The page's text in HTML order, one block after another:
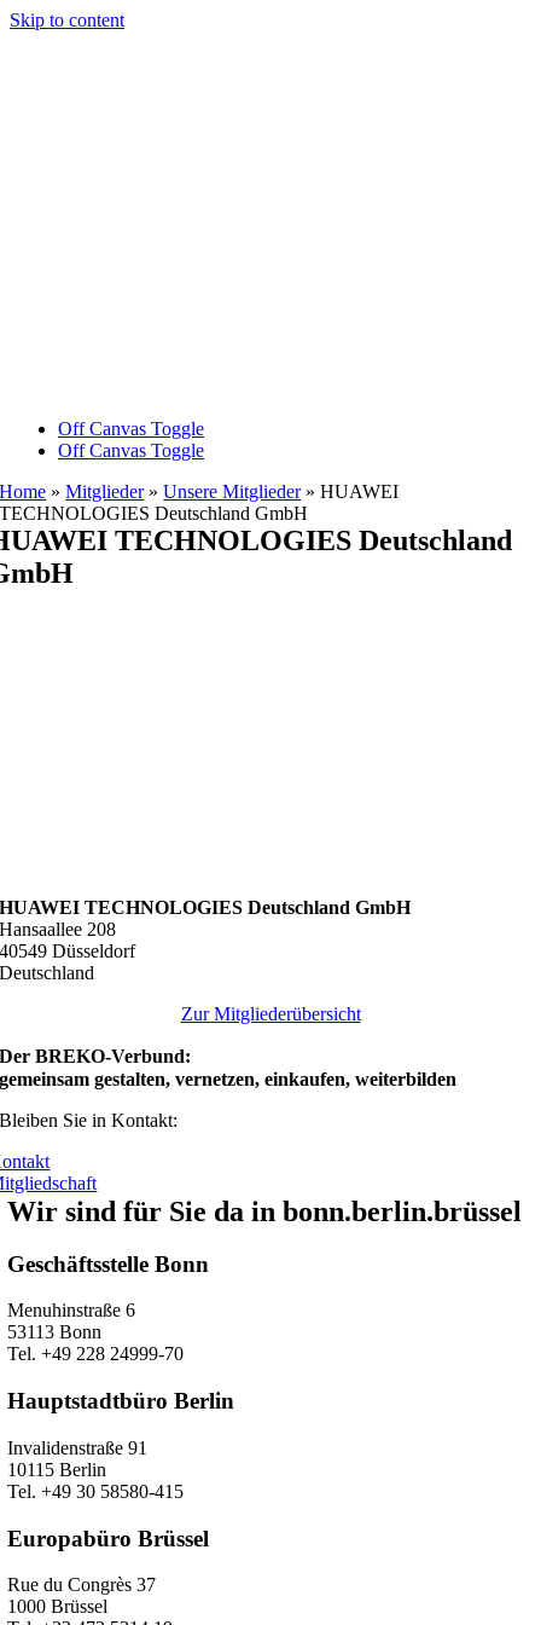
Skip to content
Off Canvas Toggle
Off Canvas Toggle
Home »Mitglieder»Unsere Mitglieder»HUAWEI
TECHNOLOGIES Deutschland GmbH
TECHNOLOGIES Deutschland
HUAWEI TECHNOLOGIES Deutschland GmbH
Hansaallee 208
40549 Düsseldorf
Deutschland
Zur Mitgliederübersicht
Der BREKO-Verbund:
gemeinsam gestalten, vernetzen, einkaufen, weiterbilden
Bleiben Sie in Kontakt:
Wir sind für Sie da in bonn.berlin.brüssel
Geschäftsstelle Bonn
Menuhinstraße 6
53113 Bonn
Tel. +49 228 24999-70
Hauptstadtbüro Berlin
Invalidenstraße 91
10115 Berlin
Tel. +49 30 58580-415
Europabüro Brüssel
Rue du Congrès 37
1000 Brüssel